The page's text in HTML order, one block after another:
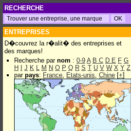
RECHERCHE
ENTREPRISES
D�couvrez la r�alit� des entreprises et
des marques!
Recherche par nom : 0-9 A B C D E F G
H
J K L M N O P Q R S T U V W X Y Z
par pays: France, Etats-unis, Chine [+]